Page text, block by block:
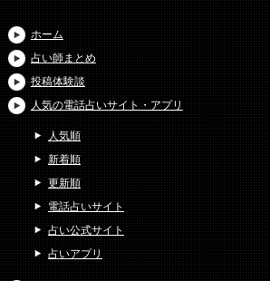
ホーム
占い師まとめ
投稿体験談
人気の電話占いサイト・アプリ
人気順
新着順
更新順
電話占いサイト
占い公式サイト
占いアプリ